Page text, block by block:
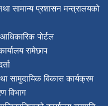
सामान्य प्रशासन मन्त्रालयको
पोर्टल
रामेछाप
सामुदायिक विकास कार्यक्रम
विभाग